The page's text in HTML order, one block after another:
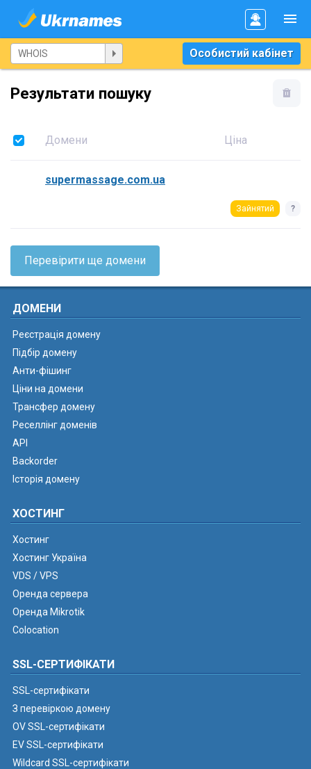
Особистий кабінет
Результати пошуку
Домени Ціна
supermassage.com.ua
Зайнятий ?
Перевірити ще домени
ДОМЕНИ
Реєстрація домену
Підбір домену
Анти-фішинг
Ціни на домени
Трансфер домену
Реселлінг доменів
API
Backorder
Історія домену
ХОСТИНГ
Хостинг
Хостинг Україна
VDS / VPS
Оренда сервера
Оренда Mikrotik
Colocation
SSL-СЕРТИФІКАТИ
SSL-сертифікати
З перевіркою домену
OV SSL-сертифікати
EV SSL-сертифікати
Wildcard SSL-сертифікати